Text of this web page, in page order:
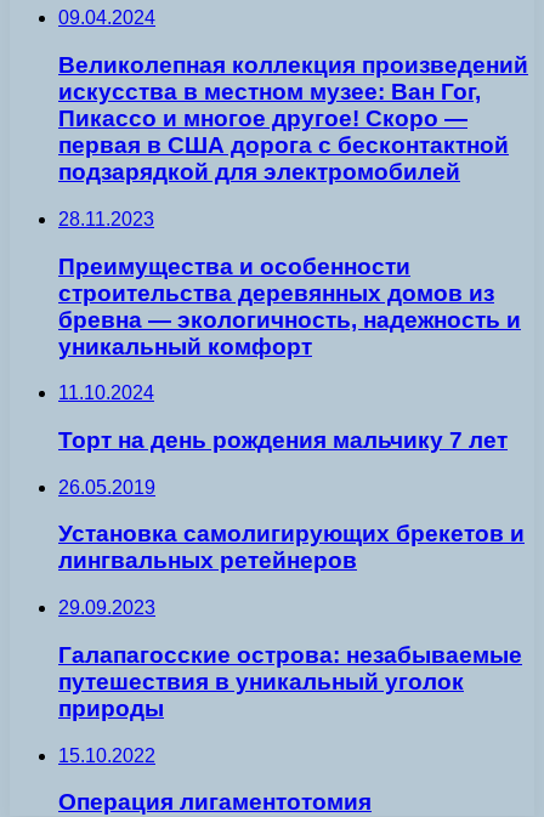
09.04.2024
Великолепная коллекция произведений
искусства в местном музее: Ван Гог,
Пикассо и многое другое! Скоро —
первая в США дорога с бесконтактной
подзарядкой для электромобилей
28.11.2023
Преимущества и особенности
строительства деревянных домов из
бревна — экологичность, надежность и
уникальный комфорт
11.10.2024
Торт на день рождения мальчику 7 лет
26.05.2019
Установка самолигирующих брекетов и
лингвальных ретейнеров
29.09.2023
Галапагосские острова: незабываемые
путешествия в уникальный уголок
природы
15.10.2022
Операция лигаментотомия